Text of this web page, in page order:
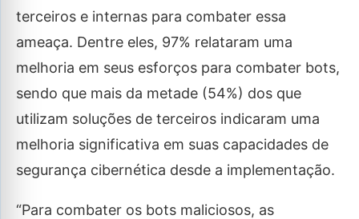
terceiros e internas para combater essa
ameaça. Dentre eles, 97% relataram uma
melhoria em seus esforços para combater bots,
sendo que mais da metade (54%) dos que
utilizam soluções de terceiros indicaram uma
melhoria significativa em suas capacidades de
segurança cibernética desde a implementação.
“Para combater os bots maliciosos, as